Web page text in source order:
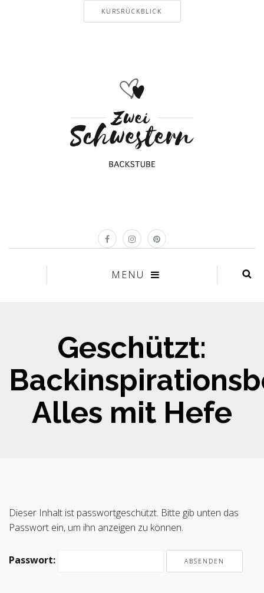
KURSRÜCKBLICK
MENU
Geschützt:
Alles mit Hefe
Dieser Inhalt ist passwortgeschützt. Bitte gib unten das
Passwort ein, um ihn anzeigen zu können.
Passwort: